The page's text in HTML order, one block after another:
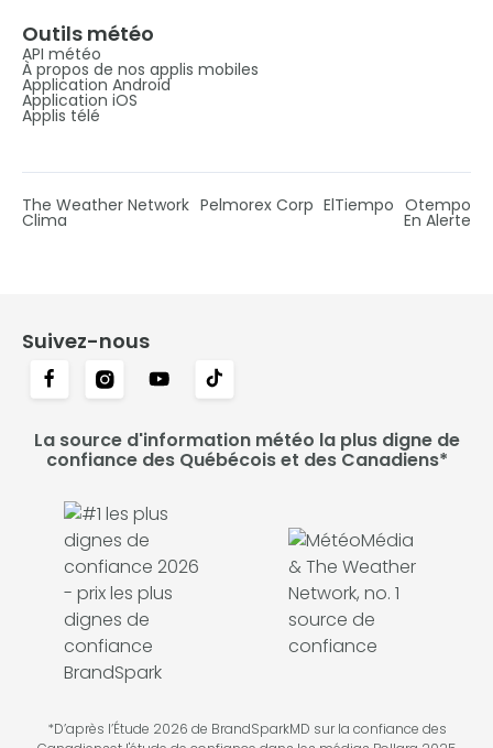
Outils météo
API météo
À propos de nos applis mobiles
Application Android
Application iOS
Applis télé
The Weather Network Pelmorex Corp ElTiempo Otempo
Clima En Alerte
Suivez-nous
La source d'information météo la plus digne de
confiance des Québécois et des Canadiens*
*D’après l’Étude 2026 de BrandSparkMD sur la confiance des